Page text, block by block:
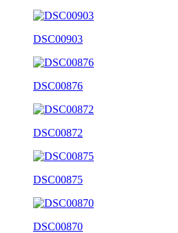
DSC00903
DSC00876
DSC00872
DSC00875
DSC00870